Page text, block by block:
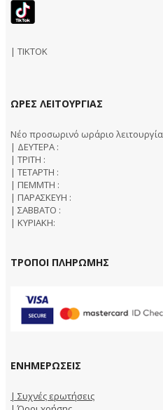
| TIKTOK
ΩΡΕΣ ΛΕΙΤΟΥΡΓΙΑΣ
Νέο προσωρινό ωράριο
| ΔΕΥΤΕΡΑ :
| ΤΡΙΤΗ :
| ΤΕΤΑΡΤΗ :
| ΠΕΜΜΤΗ :
| ΠΑΡΑΣΚΕΥΗ :
| ΣΑΒΒΑΤΟ :
| ΚΥΡΙΑΚΗ:
ΤΡΟΠΟΙ ΠΛΗΡΩΜΗΣ
ΕΝΗΜΕΡΩΣΕΙΣ
| Συχνές ερωτήσεις